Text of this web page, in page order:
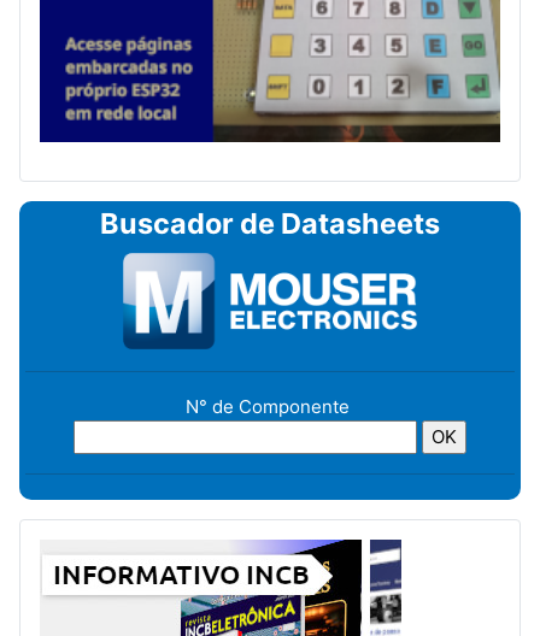
Buscador de Datasheets
N° de Componente